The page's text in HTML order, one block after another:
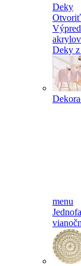
Deky
Otvoriť
Deky
menu